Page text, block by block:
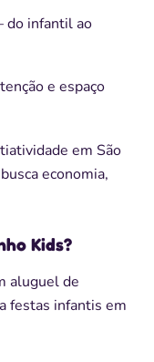
infantil ao
e espaço
em São
economia,
Kids?
aluguel de
festas infantis em